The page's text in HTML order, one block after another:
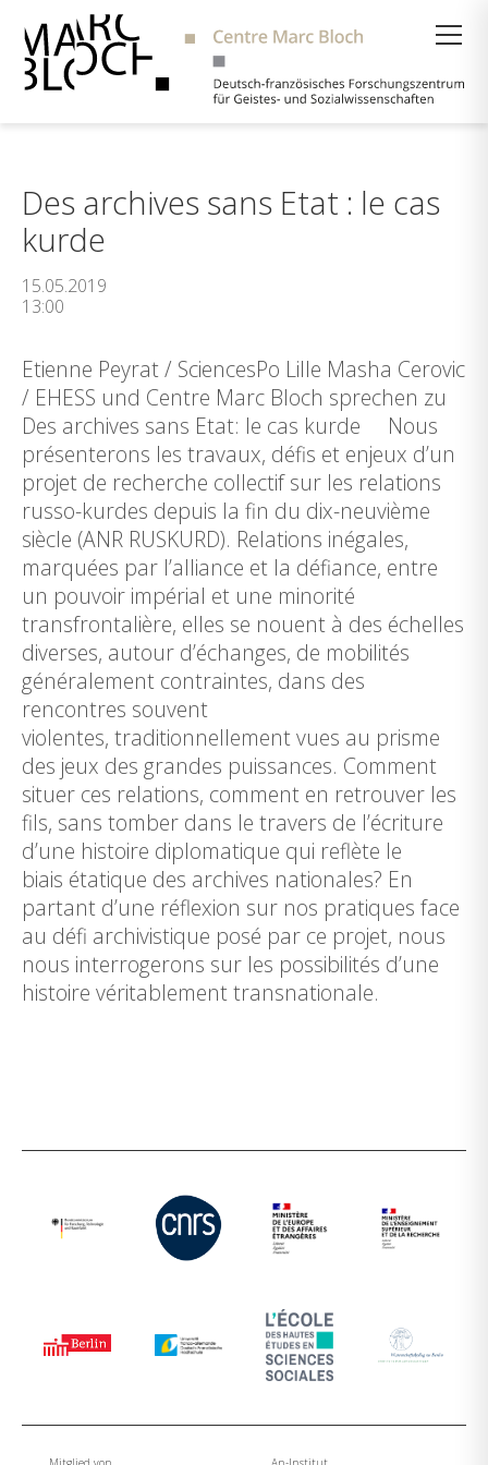
Des archives sans Etat : le cas
kurde
15.05.2019
13:00
Etienne Peyrat / SciencesPo Lille Masha Cerovic
/ EHESS und Centre Marc Bloch sprechen zu
Des archives sans Etat: le cas kurde Nous
présenterons les travaux, défis et enjeux d’un
projet de recherche collectif sur les relations
russo-kurdes depuis la fin du dix-neuvième
siècle (ANR RUSKURD). Relations inégales,
marquées par l’alliance et la défiance, entre
un pouvoir impérial et une minorité
transfrontalière, elles se nouent à des échelles
diverses, autour d’échanges, de mobilités
généralement contraintes, dans des
rencontres souvent
violentes, traditionnellement vues au prisme
des jeux des grandes puissances. Comment
situer ces relations, comment en retrouver les
fils, sans tomber dans le travers de l’écriture
d’une histoire diplomatique qui reflète le
biais étatique des archives nationales? En
partant d’une réflexion sur nos pratiques face
au défi archivistique posé par ce projet, nous
nous interrogerons sur les possibilités d’une
histoire véritablement transnationale.